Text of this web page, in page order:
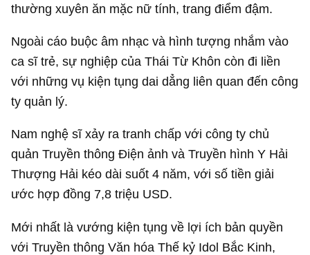
thường xuyên ăn mặc nữ tính, trang điểm đậm.
Ngoài cáo buộc âm nhạc và hình tượng nhắm vào
ca sĩ trẻ, sự nghiệp của Thái Từ Khôn còn đi liền
với những vụ kiện tụng dai dẳng liên quan đến công
ty quản lý.
Nam nghệ sĩ xảy ra tranh chấp với công ty chủ
quản Truyền thông Điện ảnh và Truyền hình Y Hải
Thượng Hải kéo dài suốt 4 năm, với số tiền giải
ước hợp đồng 7,8 triệu USD.
Mới nhất là vướng kiện tụng về lợi ích bản quyền
với Truyền thông Văn hóa Thế kỷ Idol Bắc Kinh,